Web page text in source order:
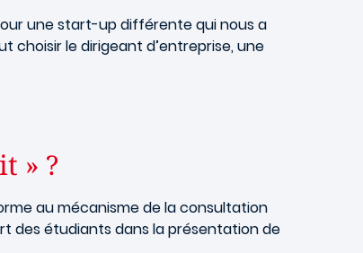
une start-up différente qui nous a
choisir le dirigeant d’entreprise, une
» ?
au mécanisme de la consultation
des étudiants dans la présentation de